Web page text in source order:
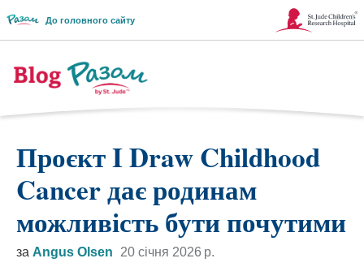
До головного сайту
Посилання
Логотип
Разом
Проєкт I Draw Childhood
Cancer дає родинам
можливість бути почутими
за Angus Olsen 20 січня 2026 р.